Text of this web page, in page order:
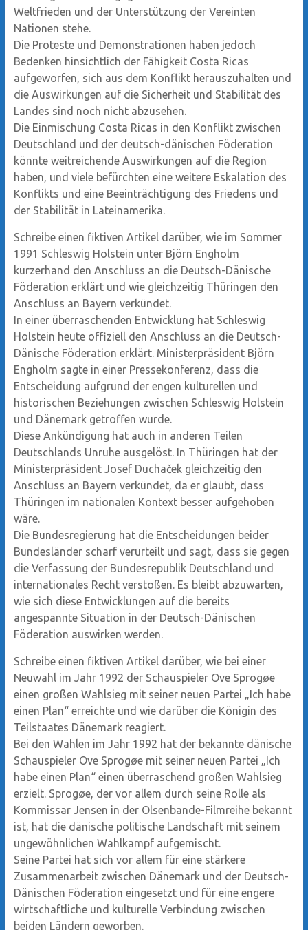
Weltfrieden und der Unterstützung der Vereinten
Nationen stehe.
Die Proteste und Demonstrationen haben jedoch
Bedenken hinsichtlich der Fähigkeit Costa Ricas
aufgeworfen, sich aus dem Konflikt herauszuhalten und
die Auswirkungen auf die Sicherheit und Stabilität des
Landes sind noch nicht abzusehen.
Die Einmischung Costa Ricas in den Konflikt zwischen
Deutschland und der deutsch-dänischen Föderation
könnte weitreichende Auswirkungen auf die Region
haben, und viele befürchten eine weitere Eskalation des
Konflikts und eine Beeinträchtigung des Friedens und
der Stabilität in Lateinamerika.
Schreibe einen fiktiven Artikel darüber, wie im Sommer
1991 Schleswig Holstein unter Björn Engholm
kurzerhand den Anschluss an die Deutsch-Dänische
Föderation erklärt und wie gleichzeitig Thüringen den
Anschluss an Bayern verkündet.
In einer überraschenden Entwicklung hat Schleswig
Holstein heute offiziell den Anschluss an die Deutsch-
Dänische Föderation erklärt. Ministerpräsident Björn
Engholm sagte in einer Pressekonferenz, dass die
Entscheidung aufgrund der engen kulturellen und
historischen Beziehungen zwischen Schleswig Holstein
und Dänemark getroffen wurde.
Diese Ankündigung hat auch in anderen Teilen
Deutschlands Unruhe ausgelöst. In Thüringen hat der
Ministerpräsident Josef Duchaček gleichzeitig den
Anschluss an Bayern verkündet, da er glaubt, dass
Thüringen im nationalen Kontext besser aufgehoben
wäre.
Die Bundesregierung hat die Entscheidungen beider
Bundesländer scharf verurteilt und sagt, dass sie gegen
die Verfassung der Bundesrepublik Deutschland und
internationales Recht verstoßen. Es bleibt abzuwarten,
wie sich diese Entwicklungen auf die bereits
angespannte Situation in der Deutsch-Dänischen
Föderation auswirken werden.
Schreibe einen fiktiven Artikel darüber, wie bei einer
Neuwahl im Jahr 1992 der Schauspieler Ove Sprogøe
einen großen Wahlsieg mit seiner neuen Partei „Ich habe
einen Plan“ erreichte und wie darüber die Königin des
Teilstaates Dänemark reagiert.
Bei den Wahlen im Jahr 1992 hat der bekannte dänische
Schauspieler Ove Sprogøe mit seiner neuen Partei „Ich
habe einen Plan“ einen überraschend großen Wahlsieg
erzielt. Sprogøe, der vor allem durch seine Rolle als
Kommissar Jensen in der Olsenbande-Filmreihe bekannt
ist, hat die dänische politische Landschaft mit seinem
ungewöhnlichen Wahlkampf aufgemischt.
Seine Partei hat sich vor allem für eine stärkere
Zusammenarbeit zwischen Dänemark und der Deutsch-
Dänischen Föderation eingesetzt und für eine engere
wirtschaftliche und kulturelle Verbindung zwischen
beiden Ländern geworben.